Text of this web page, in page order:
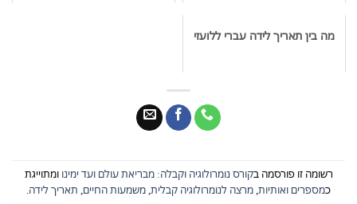
מה בין תאריך לידה עברי ללועזי
רשומה זו פורסמה בקורס נומרולוגיה וקבלה: מבריאת עולם ועד ימינו ומתוייגת
כמספרים ואותיות,מרצה לנומרולוגיה קבלית,משמעות החיים, תאריך לידה.